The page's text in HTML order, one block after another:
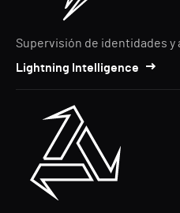
Supervisión de identidades y
Lightning Intelligence